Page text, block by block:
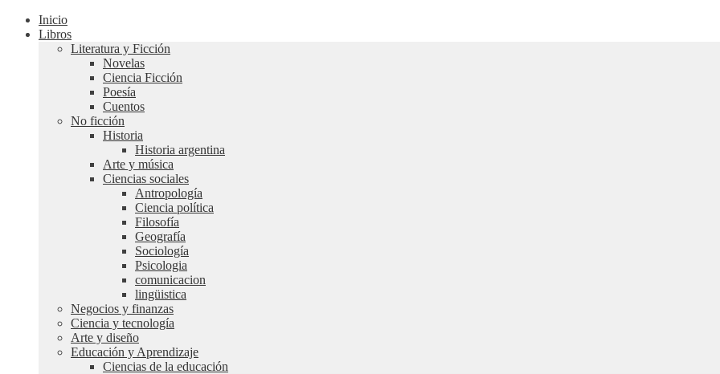
Inicio
Libros
Literatura y Ficción
Novelas
Ciencia Ficción
Poesía
Cuentos
No ficción
Historia
Historia argentina
Arte y música
Ciencias sociales
Antropología
Ciencia política
Filosofía
Geografía
Sociología
Psicologia
comunicacion
lingüistica
Negocios y finanzas
Ciencia y tecnología
Arte y diseño
Educación y Aprendizaje
Ciencias de la educación